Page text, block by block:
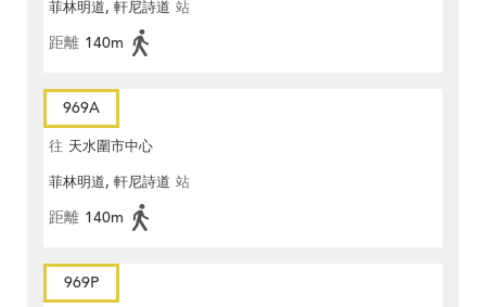
菲林明道, 軒尼詩道 站
距離 140m
969A
往 天水圍市中心
菲林明道, 軒尼詩道 站
距離 140m
969P